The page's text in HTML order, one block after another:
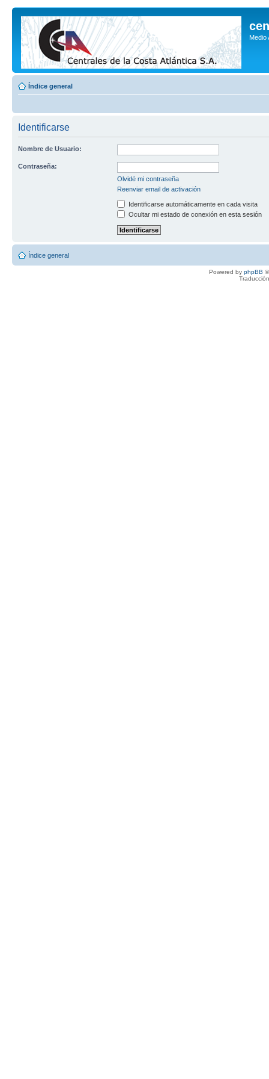
Medio
Índice general
Identificarse
Nombre de Usuario:
Contraseña:
Olvidé mi contraseña
Reenviar email de activación
Identificarse automáticamente en cada visita
Ocultar mi estado de conexión en esta sesión
Índice general
Powered by phpBB